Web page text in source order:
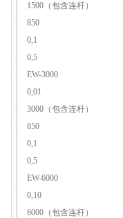
1500（包含连杆）
850
0,1
0,5
EW-3000
0,01
3000（包含连杆）
850
0,1
0,5
EW-6000
0,10
6000（包含连杆）